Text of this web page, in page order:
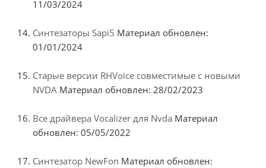
11/03/2024
Синтезаторы Sapi5 Материал обновлен:
01/01/2024
Старые версии RHVoice совместимые с новыми
NVDA Материал обновлен: 28/02/2023
Все драйвера Vocalizer для Nvda Материал
обновлен: 05/05/2022
Синтезатор NewFon Материал обновлен: